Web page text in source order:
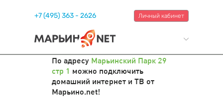
+7 (495) 363 - 2626 Личный кабинет
По адресу Марьинский Парк 29
стр 1 можно подключить
домашний интернет и ТВ от
Марьино.net!